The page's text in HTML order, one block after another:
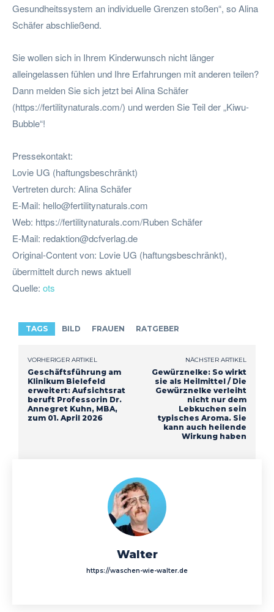
Gesundheitssystem an individuelle Grenzen stoßen“, so Alina
Schäfer abschließend.
Sie wollen sich in Ihrem Kinderwunsch nicht länger
alleingelassen fühlen und Ihre Erfahrungen mit anderen teilen?
Dann melden Sie sich jetzt bei Alina Schäfer
(https://fertilitynaturals.com/) und werden Sie Teil der „Kiwu-
Bubble“!
Pressekontakt:
Lovie UG (haftungsbeschränkt)
Vertreten durch: Alina Schäfer
E-Mail: hello@fertilitynaturals.com
Web: https://fertilitynaturals.com/Ruben Schäfer
E-Mail: redaktion@dcfverlag.de
Original-Content von: Lovie UG (haftungsbeschränkt),
übermittelt durch news aktuell
Quelle: ots
TAGS BILD FRAUEN RATGEBER
VORHERIGER ARTIKEL
Geschäftsführung am
Klinikum Bielefeld
erweitert: Aufsichtsrat
beruft Professorin Dr.
Annegret Kuhn, MBA,
zum 01. April 2026
NÄCHSTER ARTIKEL
Gewürznelke: So wirkt
sie als Heilmittel / Die
Gewürznelke verleiht
nicht nur dem
Lebkuchen sein
typisches Aroma. Sie
kann auch heilende
Wirkung haben
Walter
https://waschen-wie-walter.de